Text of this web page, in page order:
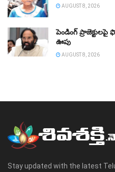
AUGUST 8, 2026
పెండింగ్‌
ఊపు
AUGUST 8, 2026
Stay updated with the latest